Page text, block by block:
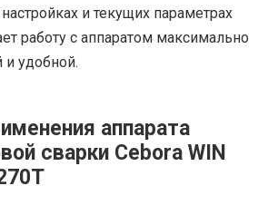
и текущих параметрах
работу с аппаратом максимально
удобной.
аппарата
сварки Cebora WIN